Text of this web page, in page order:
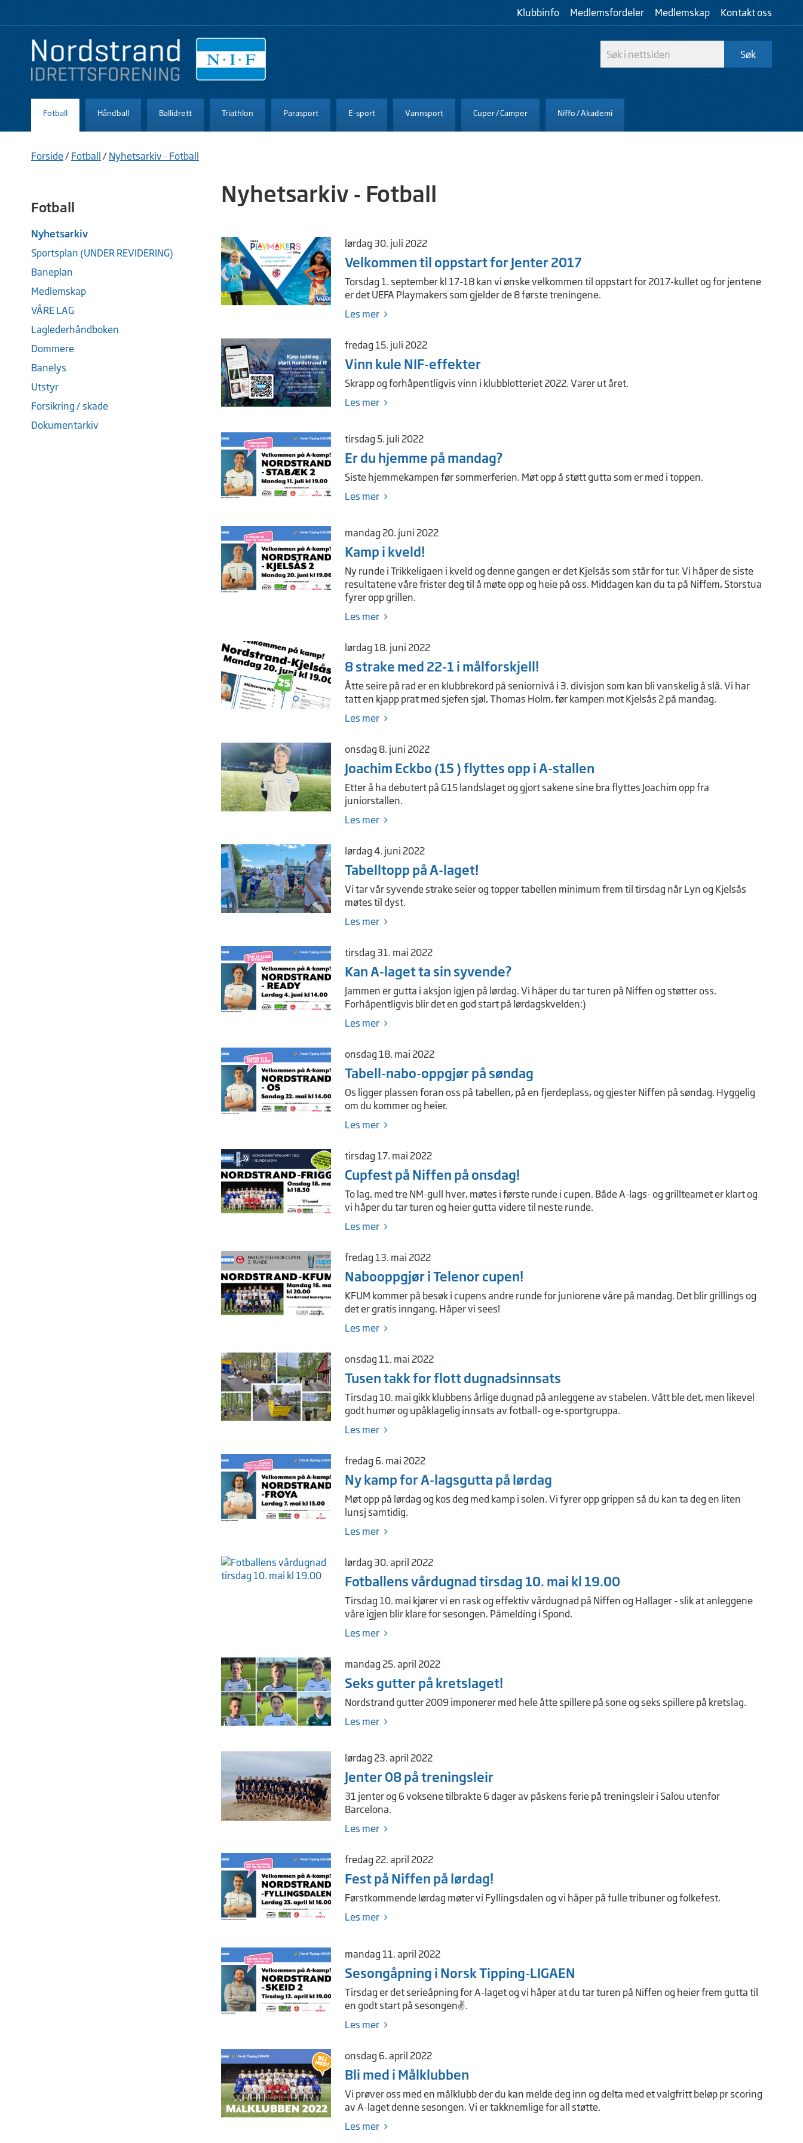
Klubbinfo Medlemsfordeler Medlemskap Kontakt oss
Fotball Håndball Ballidrett Triathlon Parasport E-sport Vannsport Cuper / Camper Niffo / Akademi
Forside/ Fotball / Nyhetsarkiv - Fotball
Fotball
Nyhetsarkiv
Sportsplan (UNDER REVIDERING)
Baneplan
Medlemskap
VÅRE LAG
Laglederhåndboken
Dommere
Banelys
Utstyr
Forsikring / skade
Dokumentarkiv
Nyhetsarkiv - Fotball
lørdag 30. juli 2022
Velkommen til oppstart for Jenter 2017
Torsdag 1. september kl 17-18 kan vi ønske velkommen til oppstart for 2017-kullet og for jentene
er det UEFA Playmakers som gjelder de 8 første treningene.
Les mer
fredag 15. juli 2022
Vinn kule NIF-effekter
Skrapp og forhåpentligvis vinn i klubblotteriet 2022. Varer ut året.
Les mer
tirsdag 5. juli 2022
Er du hjemme på mandag?
Siste hjemmekampen før sommerferien. Møt opp å støtt gutta som er med i toppen.
Les mer
mandag 20. juni 2022
Kamp i kveld!
Ny runde i Trikkeligaen i kveld og denne gangen er det Kjelsås som står for tur. Vi håper de siste
resultatene våre frister deg til å møte opp og heie på oss. Middagen kan du ta på Niffem, Storstua
fyrer opp grillen.
Les mer
lørdag 18. juni 2022
8 strake med 22-1 i målforskjell!
Åtte seire på rad er en klubbrekord på seniornivå i 3. divisjon som kan bli vanskelig å slå. Vi har
tatt en kjapp prat med sjefen sjøl, Thomas Holm, før kampen mot Kjelsås 2 på mandag.
Les mer
onsdag 8. juni 2022
Joachim Eckbo (15 ) flyttes opp i A-stallen
Etter å ha debutert på G15 landslaget og gjort sakene sine bra flyttes Joachim opp fra
juniorstallen.
Les mer
lørdag 4. juni 2022
Tabelltopp på A-laget!
Vi tar vår syvende strake seier og topper tabellen minimum frem til tirsdag når Lyn og Kjelsås
møtes til dyst.
Les mer
tirsdag 31. mai 2022
Kan A-laget ta sin syvende?
Jammen er gutta i aksjon igjen på lørdag. Vi håper du tar turen på Niffen og støtter oss.
Forhåpentligvis blir det en god start på lørdagskvelden:)
Les mer
onsdag 18. mai 2022
Tabell-nabo-oppgjør på søndag
Os ligger plassen foran oss på tabellen, på en fjerdeplass, og gjester Niffen på søndag. Hyggelig
om du kommer og heier.
Les mer
tirsdag 17. mai 2022
Cupfest på Niffen på onsdag!
To lag, med tre NM-gull hver, møtes i første runde i cupen. Både A-lags- og grillteamet er klart og
vi håper du tar turen og heier gutta videre til neste runde.
Les mer
fredag 13. mai 2022
Nabooppgjør i Telenor cupen!
KFUM kommer på besøk i cupens andre runde for juniorene våre på mandag. Det blir grillings og
det er gratis inngang. Håper vi sees!
Les mer
onsdag 11. mai 2022
Tusen takk for flott dugnadsinnsats
Tirsdag 10. mai gikk klubbens årlige dugnad på anleggene av stabelen. Vått ble det, men likevel
godt humør og upåklagelig innsats av fotball- og e-sportgruppa.
Les mer
fredag 6. mai 2022
Ny kamp for A-lagsgutta på lørdag
Møt opp på lørdag og kos deg med kamp i solen. Vi fyrer opp grippen så du kan ta deg en liten
lunsj samtidig.
Les mer
lørdag 30. april 2022
Fotballens vårdugnad tirsdag 10. mai kl 19.00
Tirsdag 10. mai kjører vi en rask og effektiv vårdugnad på Niffen og Hallager - slik at anleggene
våre igjen blir klare for sesongen. Påmelding i Spond.
Les mer
mandag 25. april 2022
Seks gutter på kretslaget!
Nordstrand gutter 2009 imponerer med hele åtte spillere på sone og seks spillere på kretslag.
Les mer
lørdag 23. april 2022
Jenter 08 på treningsleir
31 jenter og 6 voksene tilbrakte 6 dager av påskens ferie på treningsleir i Salou utenfor
Barcelona.
Les mer
fredag 22. april 2022
Fest på Niffen på lørdag!
Førstkommende lørdag møter vi Fyllingsdalen og vi håper på fulle tribuner og folkefest.
Les mer
mandag 11. april 2022
Sesongåpning i Norsk Tipping-LIGAEN
Tirsdag er det serieåpning for A-laget og vi håper at du tar turen på Niffen og heier frem gutta til
en godt start på sesongen✌.
Les mer
onsdag 6. april 2022
Bli med i Målklubben
Vi prøver oss med en målklubb der du kan melde deg inn og delta med et valgfritt beløp pr scoring
av A-laget denne sesongen. Vi er takknemlige for all støtte.
Les mer